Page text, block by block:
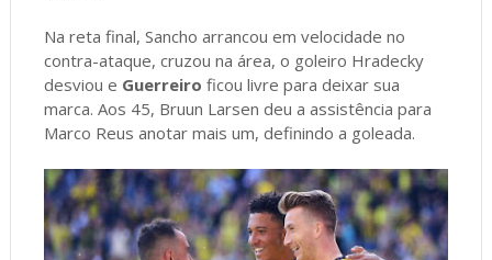
Na reta final, Sancho arrancou em velocidade no
contra-ataque, cruzou na área, o goleiro Hradecky
desviou e Guerreiro ficou livre para deixar sua
marca. Aos 45, Bruun Larsen deu a assistência para
Marco Reus anotar mais um, definindo a goleada.